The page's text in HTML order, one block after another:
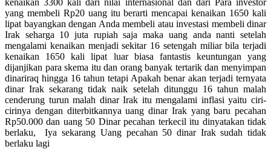
kenaikan 3300 kali dari nilai internasional dan dari Para investor
yang membeli Rp20 uang itu berarti mencapai kenaikan 1650 kali
lipat bayangkan dengan Anda membeli atau investasi membeli dinar
Irak seharga 10 juta rupiah saja maka uang anda nanti setelah
mengalami kenaikan menjadi sekitar 16 setengah miliar bila terjadi
kenaikan 1650 kali lipat luar biasa fantastis keuntungan yang
dijanjikan para skema itu dan orang banyak tertarik dan menyimpan
dinariraq hingga 16 tahun tetapi Apakah benar akan terjadi ternyata
dinar Irak sekarang tidak naik setelah ditunggu 16 tahun malah
cenderung turun malah dinar Irak itu mengalami inflasi yaitu ciri-
cirinya dengan diterbitkannya uang dinar Irak yang baru pecahan
Rp50.000 dan uang 50 Dinar pecahan terkecil itu dinyatakan tidak
berlaku, Iya sekarang Uang pecahan 50 dinar Irak sudah tidak
berlaku lagi